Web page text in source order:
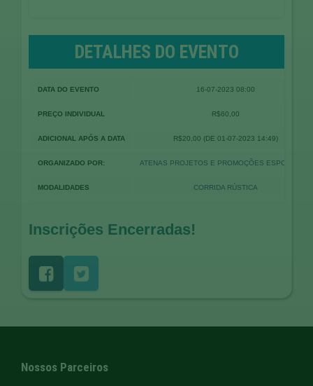
DETALHES DO EVENTO
DATA DO EVENTO 16-07-2023 08:00
PREÇO INDIVIDUAL R$60,00
ADICIONAL APÓS A DATA R$20,00 (DE 01-07-2023 14:49)
ORGANIZADO POR: ATENAS PROJETOS E PROMOÇÕES ESPORTIVAS
MODALIDADES CORRIDA RÚSTICA
Inscrições Encerradas!
Nossos Parceiros